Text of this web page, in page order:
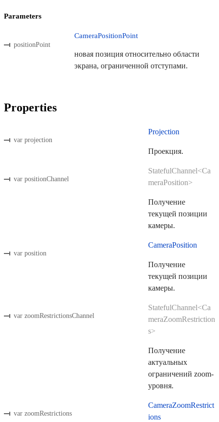
Parameters
positionPoint
CameraPositionPoint
новая позиция относительно области
экрана, ограниченной отступами.
Properties
var projection
Projection
Проекция.
var positionChannel
StatefulChannel<Ca
meraPosition>
Получение
текущей позиции
камеры.
var position
CameraPosition
Получение
текущей позиции
камеры.
var zoomRestrictionsChannel
StatefulChannel<Ca
meraZoomRestriction
s>
Получение
актуальных
ограничений zoom-
уровня.
var zoomRestrictions
CameraZoomRestrict
ions